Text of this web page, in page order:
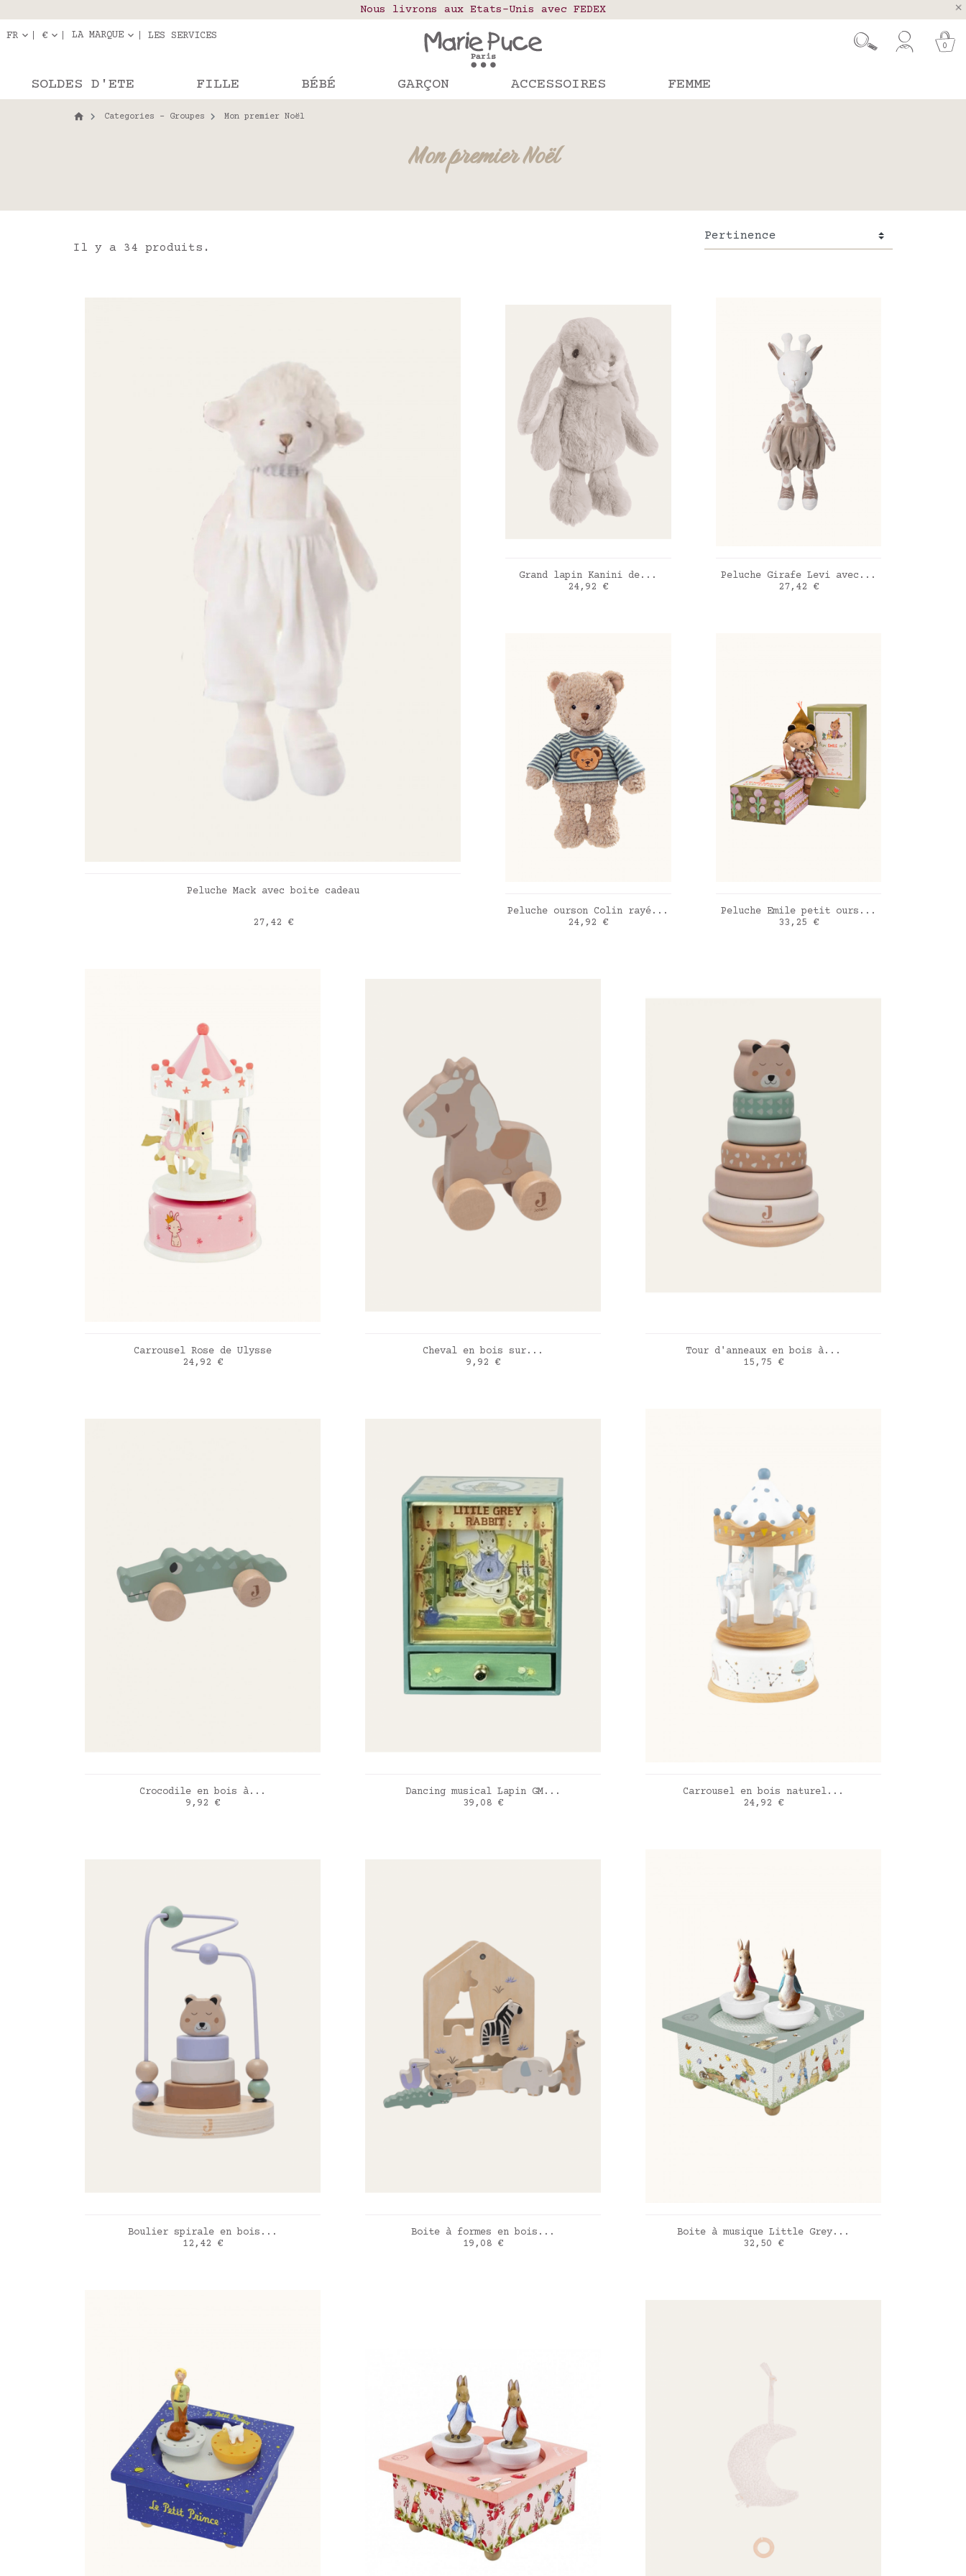
Notre site part en vacances !
Les commandes passées après le 4 août seront expédiées le 26 août
Nous livrons aux Etats-Unis avec FEDEX
Livraison en relais colis en France, Belgique, Luxembourg, Portugal et Espagne
FR € LA MARQUE LES SERVICES
0
SOLDES D'ETE FILLE BÉBÉ GARÇON ACCESSOIRES FEMME
Categories - Groupes Mon premier Noël
Mon premier Noël
Il y a 34 produits.
AJOUTER AU PANIER
Peluche Mack avec boite cadeau
Prix
27,42 €
AJOUTER AU PANIER
Grand lapin Kanini de...
Prix
24,92 €
AJOUTER AU PANIER
Peluche Girafe Levi avec...
Prix
27,42 €
AJOUTER AU PANIER
Peluche ourson Colin rayé...
Prix
24,92 €
AJOUTER AU PANIER
Peluche Emile petit ours...
Prix
33,25 €
AJOUTER AU PANIER
Carrousel Rose de Ulysse
Prix
24,92 €
AJOUTER AU PANIER
Cheval en bois sur...
Prix
9,92 €
AJOUTER AU PANIER
Tour d'anneaux en bois à...
Prix
15,75 €
AJOUTER AU PANIER
Crocodile en bois à...
Prix
9,92 €
AJOUTER AU PANIER
Dancing musical Lapin GM...
Prix
39,08 €
AJOUTER AU PANIER
Carrousel en bois naturel...
Prix
24,92 €
AJOUTER AU PANIER
Boulier spirale en bois...
Prix
12,42 €
AJOUTER AU PANIER
Boite à formes en bois...
Prix
19,08 €
AJOUTER AU PANIER
Boite à musique Little Grey...
Prix
32,50 €